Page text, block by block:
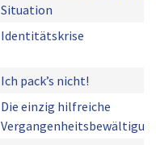
Situation
Identitätskrise
Ich pack’s nicht!
Die einzig hilfreiche